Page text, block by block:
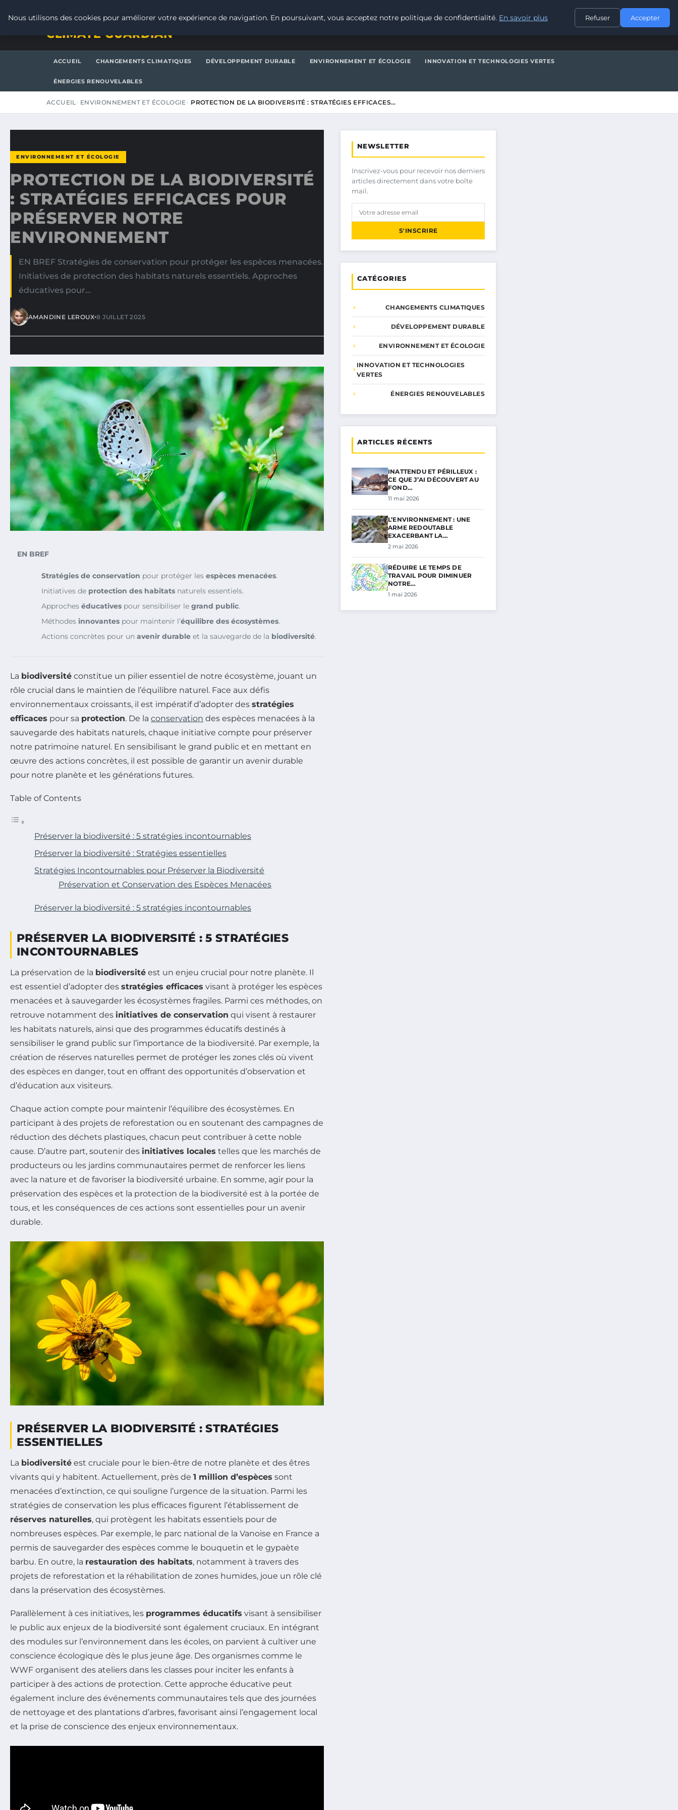
CONTACT
CLIMATE GUARDIAN
ACCUEIL CHANGEMENTS CLIMATIQUES DÉVELOPPEMENT DURABLE ENVIRONNEMENT ET ÉCOLOGIE INNOVATION ET TECHNOLOGIES VERTES
ÉNERGIES RENOUVELABLES
ACCUEIL ENVIRONNEMENT ET ÉCOLOGIE PROTECTION DE LA BIODIVERSITÉ : STRATÉGIES EFFICACES…
ENVIRONNEMENT ET ÉCOLOGIE
PROTECTION DE LA BIODIVERSITÉ
: STRATÉGIES EFFICACES POUR
PRÉSERVER NOTRE
ENVIRONNEMENT
EN BREF Stratégies de conservation pour protéger les espèces menacées.
Initiatives de protection des habitats naturels essentiels. Approches
éducatives pour…
AMANDINE LEROUX•8 JUILLET 2025
EN BREF
Stratégies de conservation pour protéger les espèces menacées.
Initiatives de protection des habitats naturels essentiels.
Approches éducatives pour sensibiliser le grand public.
Méthodes innovantes pour maintenir l’équilibre des écosystèmes.
Actions concrètes pour un avenir durable et la sauvegarde de la biodiversité.
La biodiversité constitue un pilier essentiel de notre écosystème, jouant un
rôle crucial dans le maintien de l’équilibre naturel. Face aux défis
environnementaux croissants, il est impératif d’adopter des stratégies
efficaces pour sa protection. De la conservation des espèces menacées à la
sauvegarde des habitats naturels, chaque initiative compte pour préserver
notre patrimoine naturel. En sensibilisant le grand public et en mettant en
œuvre des actions concrètes, il est possible de garantir un avenir durable
pour notre planète et les générations futures.
Table of Contents
Préserver la biodiversité : 5 stratégies incontournables
Préserver la biodiversité : Stratégies essentielles
Stratégies Incontournables pour Préserver la Biodiversité
Préservation et Conservation des Espèces Menacées
Préserver la biodiversité : 5 stratégies incontournables
PRÉSERVER LA BIODIVERSITÉ : 5 STRATÉGIES
INCONTOURNABLES
La préservation de la biodiversité est un enjeu crucial pour notre planète. Il
est essentiel d’adopter des stratégies efficaces visant à protéger les espèces
menacées et à sauvegarder les écosystèmes fragiles. Parmi ces méthodes, on
retrouve notamment des initiatives de conservation qui visent à restaurer
les habitats naturels, ainsi que des programmes éducatifs destinés à
sensibiliser le grand public sur l’importance de la biodiversité. Par exemple, la
création de réserves naturelles permet de protéger les zones clés où vivent
des espèces en danger, tout en offrant des opportunités d’observation et
d’éducation aux visiteurs.
Chaque action compte pour maintenir l’équilibre des écosystèmes. En
participant à des projets de reforestation ou en soutenant des campagnes de
réduction des déchets plastiques, chacun peut contribuer à cette noble
cause. D’autre part, soutenir des initiatives locales telles que les marchés de
producteurs ou les jardins communautaires permet de renforcer les liens
avec la nature et de favoriser la biodiversité urbaine. En somme, agir pour la
préservation des espèces et la protection de la biodiversité est à la portée de
tous, et les conséquences de ces actions sont essentielles pour un avenir
durable.
PRÉSERVER LA BIODIVERSITÉ : STRATÉGIES
ESSENTIELLES
La biodiversité est cruciale pour le bien-être de notre planète et des êtres
vivants qui y habitent. Actuellement, près de 1 million d’espèces sont
menacées d’extinction, ce qui souligne l’urgence de la situation. Parmi les
stratégies de conservation les plus efficaces figurent l’établissement de
réserves naturelles, qui protègent les habitats essentiels pour de
nombreuses espèces. Par exemple, le parc national de la Vanoise en France a
permis de sauvegarder des espèces comme le bouquetin et le gypaète
barbu. En outre, la restauration des habitats, notamment à travers des
projets de reforestation et la réhabilitation de zones humides, joue un rôle clé
dans la préservation des écosystèmes.
Parallèlement à ces initiatives, les programmes éducatifs visant à sensibiliser
le public aux enjeux de la biodiversité sont également cruciaux. En intégrant
des modules sur l’environnement dans les écoles, on parvient à cultiver une
conscience écologique dès le plus jeune âge. Des organismes comme le
WWF organisent des ateliers dans les classes pour inciter les enfants à
participer à des actions de protection. Cette approche éducative peut
également inclure des événements communautaires tels que des journées
de nettoyage et des plantations d’arbres, favorisant ainsi l’engagement local
et la prise de conscience des enjeux environnementaux.
NEWSLETTER
Inscrivez-vous pour recevoir nos derniers
articles directement dans votre boîte
mail.
S'INSCRIRE
CATÉGORIES
CHANGEMENTS CLIMATIQUES
DÉVELOPPEMENT DURABLE
ENVIRONNEMENT ET ÉCOLOGIE
INNOVATION ET TECHNOLOGIES
VERTES
ÉNERGIES RENOUVELABLES
ARTICLES RÉCENTS
INATTENDU ET PÉRILLEUX :
CE QUE J’AI DÉCOUVERT AU
FOND…
11 mai 2026
L’ENVIRONNEMENT : UNE
ARME REDOUTABLE
EXACERBANT LA…
2 mai 2026
RÉDUIRE LE TEMPS DE
TRAVAIL POUR DIMINUER
NOTRE…
1 mai 2026
Nous utilisons des cookies pour améliorer votre expérience de navigation. En poursuivant, vous acceptez notre politique de confidentialité. En savoir plus Refuser Accepter